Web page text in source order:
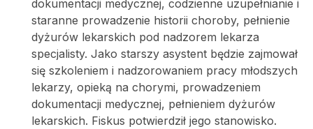
dokumentacji medycznej, codzienne uzupełnianie i
staranne prowadzenie historii choroby, pełnienie
dyżurów lekarskich pod nadzorem lekarza
specjalisty. Jako starszy asystent będzie zajmował
się szkoleniem i nadzorowaniem pracy młodszych
lekarzy, opieką na chorymi, prowadzeniem
dokumentacji medycznej, pełnieniem dyżurów
lekarskich. Fiskus potwierdził jego stanowisko.